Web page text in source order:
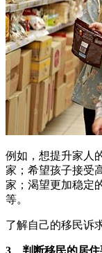
例如，想提升家人
家；希望孩子接受
家；渴望更加稳定
等。
了解自己的移民诉